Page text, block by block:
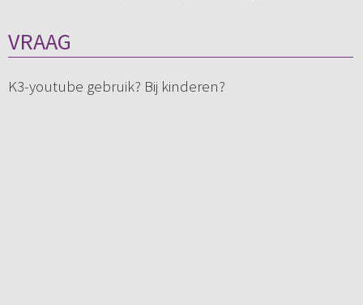
VRAAG
K3-youtube gebruik? Bij kinderen?